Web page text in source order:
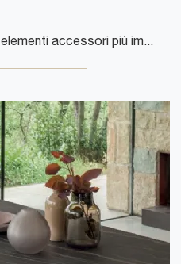
I Tavoli sono tra i mobili ed elementi accessori più importanti del soggiorno e della cucina, ambienti dedicati alla convivialità dove si socializza ...